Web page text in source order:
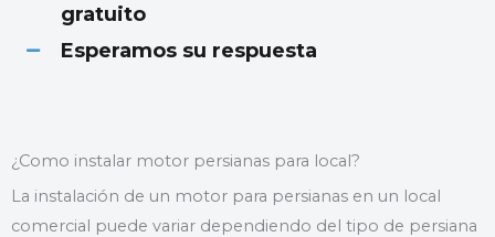
gratuito
Esperamos su respuesta
¿Como instalar motor persianas para local?
La instalación de un motor para persianas en un local
comercial puede variar dependiendo del tipo de persiana